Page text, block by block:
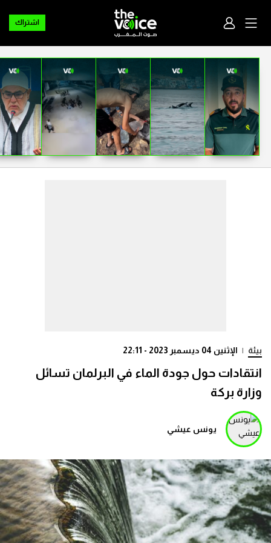
اشتراك
بيئة | الإثنين 04 ديسمبر 2023 - 22:11
انتقادات حول جودة الماء في البرلمان تسائل
وزارة بركة
يونس عيشي